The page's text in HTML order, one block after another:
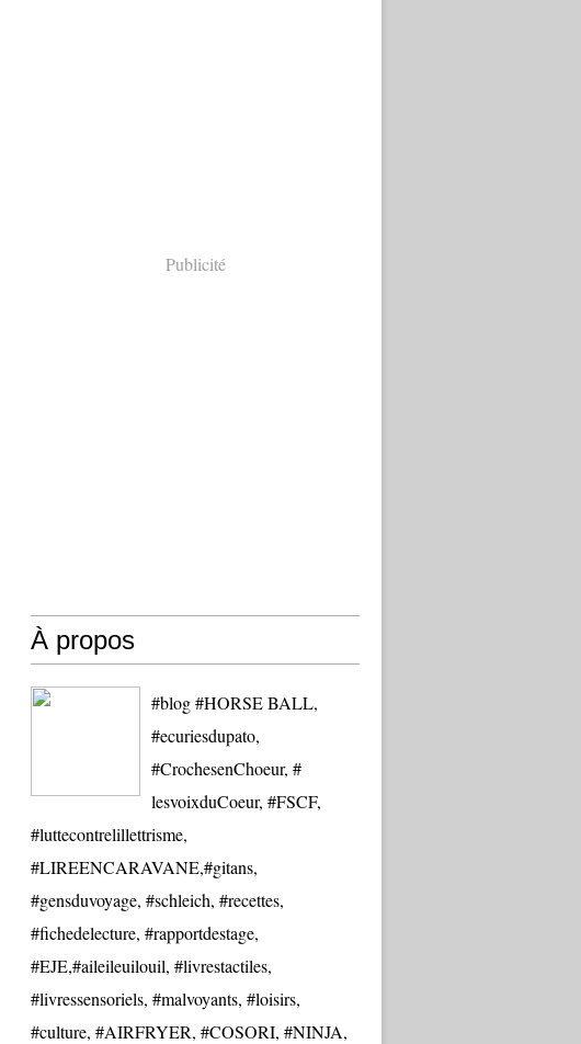
Publicité
À propos
#blog #HORSE BALL,
#ecuriesdupato,
#CrochesenChoeur, #
lesvoixduCoeur, #FSCF,
#luttecontrelillettrisme,
#LIREENCARAVANE,#gitans,
#gensduvoyage, #schleich, #recettes,
#fichedelecture, #rapportdestage,
#EJE,#aileileuilouil, #livrestactiles,
#livressensoriels, #malvoyants, #loisirs,
#culture, #AIRFRYER, #COSORI, #NINJA,